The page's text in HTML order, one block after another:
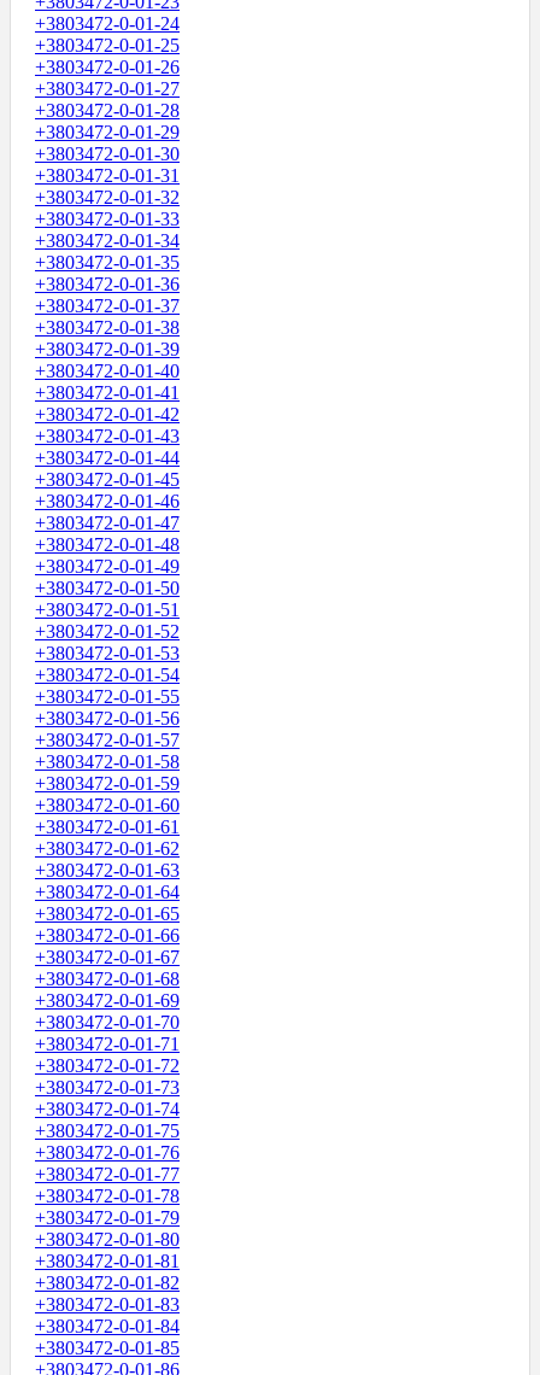
+3803472-0-01-24
+3803472-0-01-25
+3803472-0-01-26
+3803472-0-01-27
+3803472-0-01-28
+3803472-0-01-29
+3803472-0-01-30
+3803472-0-01-31
+3803472-0-01-32
+3803472-0-01-33
+3803472-0-01-34
+3803472-0-01-35
+3803472-0-01-36
+3803472-0-01-37
+3803472-0-01-38
+3803472-0-01-39
+3803472-0-01-40
+3803472-0-01-41
+3803472-0-01-42
+3803472-0-01-43
+3803472-0-01-44
+3803472-0-01-45
+3803472-0-01-46
+3803472-0-01-47
+3803472-0-01-48
+3803472-0-01-49
+3803472-0-01-50
+3803472-0-01-51
+3803472-0-01-52
+3803472-0-01-53
+3803472-0-01-54
+3803472-0-01-55
+3803472-0-01-56
+3803472-0-01-57
+3803472-0-01-58
+3803472-0-01-59
+3803472-0-01-60
+3803472-0-01-61
+3803472-0-01-62
+3803472-0-01-63
+3803472-0-01-64
+3803472-0-01-65
+3803472-0-01-66
+3803472-0-01-67
+3803472-0-01-68
+3803472-0-01-69
+3803472-0-01-70
+3803472-0-01-71
+3803472-0-01-72
+3803472-0-01-73
+3803472-0-01-74
+3803472-0-01-75
+3803472-0-01-76
+3803472-0-01-77
+3803472-0-01-78
+3803472-0-01-79
+3803472-0-01-80
+3803472-0-01-81
+3803472-0-01-82
+3803472-0-01-83
+3803472-0-01-84
+3803472-0-01-85
+3803472-0-01-86